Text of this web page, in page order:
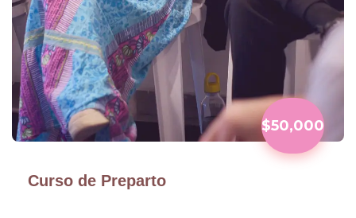
$50,000
Curso de Preparto